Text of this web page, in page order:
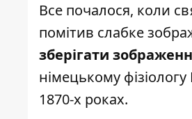
Все почалося, коли
помітив слабке
зберігати
німецькому
1870-х роках.